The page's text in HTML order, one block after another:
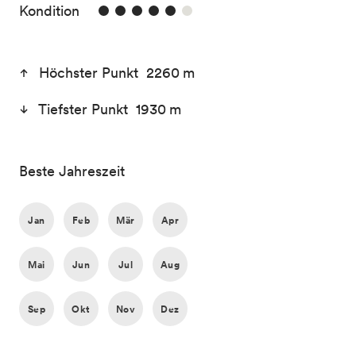
Kondition 5/6
Höchster Punkt 2260 m
Tiefster Punkt 1930 m
Beste Jahreszeit
Jan Feb Mär Apr
Mai Jun Jul Aug
Sep Okt Nov Dez